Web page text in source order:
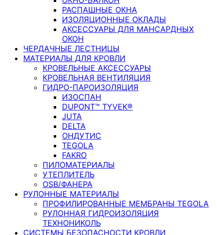
РАСПАШНЫЕ ОКНА
ИЗОЛЯЦИОННЫЕ ОКЛАДЫ
АКСЕССУАРЫ ДЛЯ МАНСАРДНЫХ
ОКОН
ЧЕРДАЧНЫЕ ЛЕСТНИЦЫ
МАТЕРИАЛЫ ДЛЯ КРОВЛИ
КРОВЕЛЬНЫЕ АКСЕССУАРЫ
КРОВЕЛЬНАЯ ВЕНТИЛЯЦИЯ
ГИДРО-ПАРОИЗОЛЯЦИЯ
ИЗОСПАН
DUPONT™ TYVEK®
JUTA
DELTA
ОНДУТИС
TEGOLA
FAKRO
ПИЛОМАТЕРИАЛЫ
УТЕПЛИТЕЛЬ
OSB/ФАНЕРА
РУЛОННЫЕ МАТЕРИАЛЫ
ПРОФИЛИРОВАННЫЕ МЕМБРАНЫ TEGOLA
РУЛОННАЯ ГИДРОИЗОЛЯЦИЯ
ТЕХНОНИКОЛЬ
СИСТЕМЫ БЕЗОПАСНОСТИ КРОВЛИ